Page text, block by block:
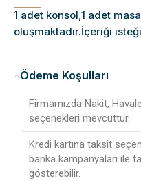
1 adet konsol,1 adet
oluşmaktadır.İçeriği
Ödeme Koşulları
Firmamızda Nakit,
seçenekleri mevcuttur.
Kredi kartına taksit
banka kampanyaları ile
gösterebilir.